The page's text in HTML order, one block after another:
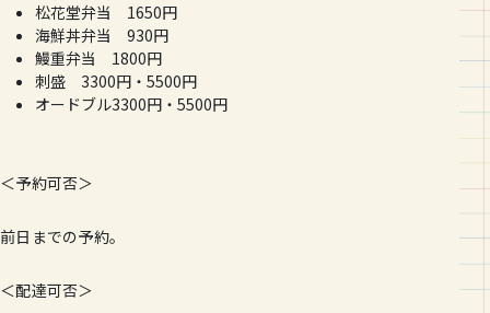
松花堂弁当 1650円
海鮮丼弁当 930円
鰻重弁当 1800円
刺盛 3300円・5500円
オードブル3300円・5500円
＜予約可否＞
前日までの予約。
＜配達可否＞